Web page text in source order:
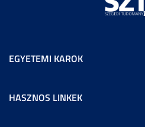
EGYETEMI KAROK
HASZNOS LINKEK